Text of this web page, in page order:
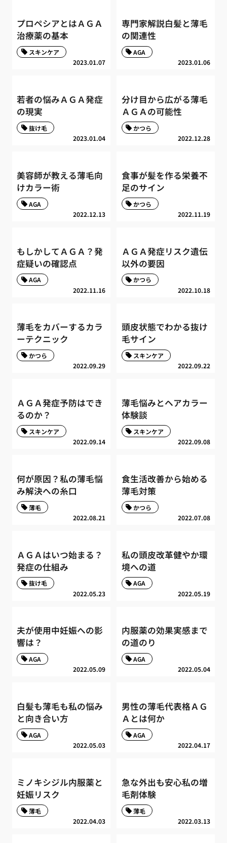
プロペシアとはＡＧＡ
治療薬の基本
2023.01.07
スキンケア
専門家解説白髪と薄毛
の関連性
2023.01.06
AGA
若者の悩みＡＧＡ発症
の現実
2023.01.04
抜け毛
分け目から広がる薄毛
ＡＧＡの可能性
2022.12.28
かつら
美容師が教える薄毛向
けカラー術
2022.12.13
AGA
食事が髪を作る栄養不
足のサイン
2022.11.19
かつら
もしかしてＡＧＡ？発
症疑いの確認点
2022.11.16
AGA
ＡＧＡ発症リスク遺伝
以外の要因
2022.10.18
かつら
薄毛をカバーするカラ
ーテクニック
2022.09.29
かつら
頭皮状態でわかる抜け
毛サイン
2022.09.22
スキンケア
ＡＧＡ発症予防はでき
るのか？
2022.09.14
スキンケア
薄毛悩みとヘアカラー
体験談
2022.09.08
スキンケア
何が原因？私の薄毛悩
み解決への糸口
2022.08.21
薄毛
食生活改善から始める
薄毛対策
2022.07.08
かつら
ＡＧＡはいつ始まる？
発症の仕組み
2022.05.23
抜け毛
私の頭皮改革健やか環
境への道
2022.05.19
AGA
夫が使用中妊娠への影
響は？
2022.05.09
AGA
内服薬の効果実感まで
の道のり
2022.05.04
AGA
白髪も薄毛も私の悩み
と向き合い方
2022.05.03
AGA
男性の薄毛代表格ＡＧ
Ａとは何か
2022.04.17
AGA
ミノキシジル内服薬と
妊娠リスク
2022.04.03
薄毛
急な外出も安心私の増
毛剤体験
2022.03.13
薄毛